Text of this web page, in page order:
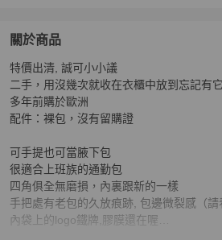
關於商品
關於Salvatore Ferragamo嬰兒藍手提
特價出清, 誠可小小議
二手，用沒幾次就收在衣櫃中放到忘記有
多年前購於歐洲
配件：裸包，沒有留購證
可手提也可當腋下包
很適合上班族的通勤包
四角俱全無磨損，內裏跟新的一樣
手把處有老包的久放痕跡, 包邊微裂感（請
內袋上的logo鐵牌,膠膜還在喔